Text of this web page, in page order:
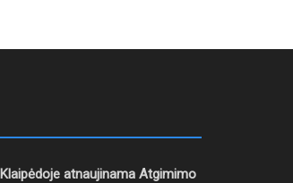
Klaipėdoje atnaujinama Atgimimo